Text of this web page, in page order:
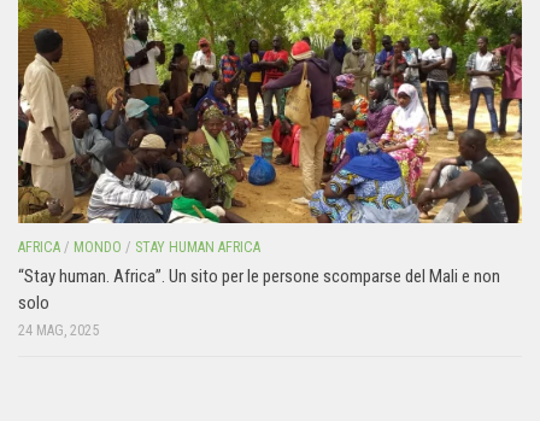
AFRICA / MONDO / STAY HUMAN AFRICA
“Stay human. Africa”. Un sito per le persone scomparse del Mali e non
solo
24 MAG, 2025